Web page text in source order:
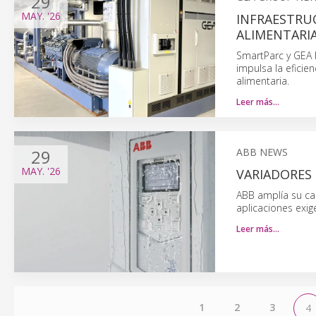
MAY.'26
SmartParc y
impulsa la
alimentaria.
Leer más…
29
MAY. '26
ABB NEWS
ABB amplía su
aplicaciones
Leer más…
1 2 3 4